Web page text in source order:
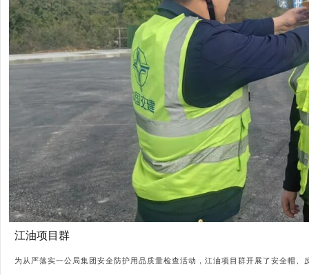
江油项目群
为从严落实一公局集团安全防护用品质量检查活动，江油项目群开展了安全帽